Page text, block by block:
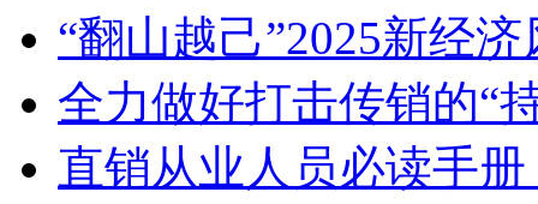
“翻山越己”2025新经
全力做好打击传销的“
直销从业人员必读手